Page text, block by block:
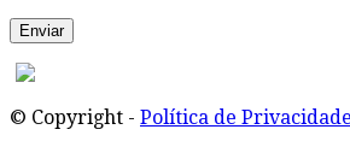
© Copyright - Política de Privacidade